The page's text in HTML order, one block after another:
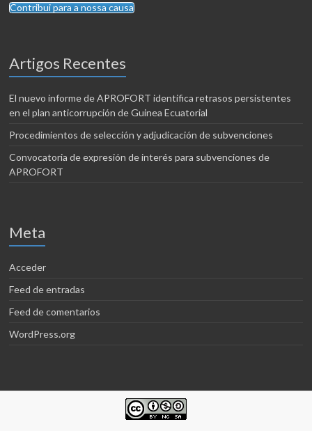
Contribui para a nossa causa
Artigos Recentes
El nuevo informe de APROFORT identifica retrasos persistentes
en el plan anticorrupción de Guinea Ecuatorial
Procedimientos de selección y adjudicación de subvenciones
Convocatoria de expresión de interés para subvenciones de
APROFORT
Meta
Acceder
Feed de entradas
Feed de comentarios
WordPress.org